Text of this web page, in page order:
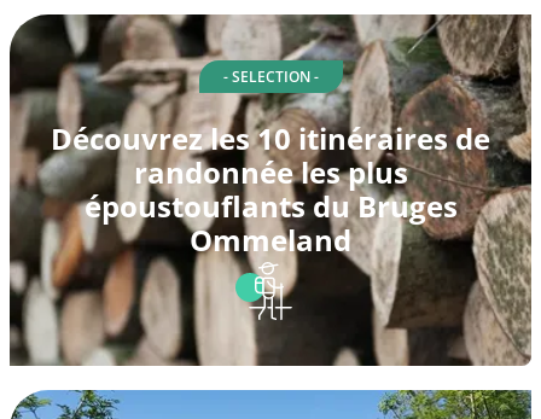
- SELECTION -
Découvrez les 10 itinéraires de
randonnée les plus
époustouflants du Bruges
Ommeland